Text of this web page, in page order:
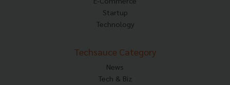
Startup
Technology
Techsauce Category
News
Tech & Biz